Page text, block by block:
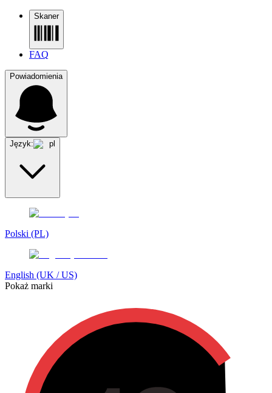
Skaner
FAQ
Powiadomienia
Język: pl
Polski (PL)
English (UK / US)
Pokaż marki